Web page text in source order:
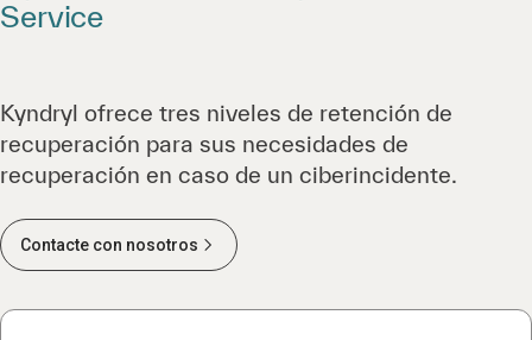
Service
Kyndryl ofrece tres niveles de retención de
recuperación para sus necesidades de
recuperación en caso de un ciberincidente.
Contacte con nosotros